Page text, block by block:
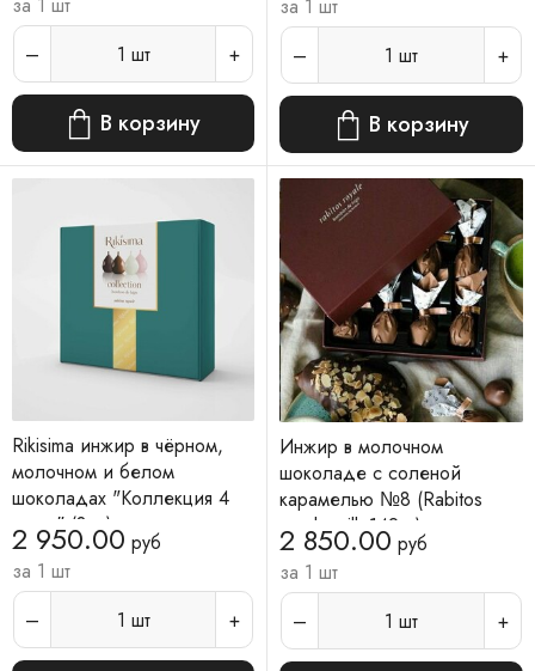
1 шт
В корзину
за 1 шт
1 шт
В корзину
Rikisima инжир в чёрном,
молочном и белом
шоколадах "Коллекция 4
вкуса" (8шт)
2 950.00 руб
за 1 шт
1 шт
Инжир в молочном
шоколаде с соленой
карамелью №8 (Rabitos
royale milk 142 g)
2 850.00 руб
за 1 шт
1 шт